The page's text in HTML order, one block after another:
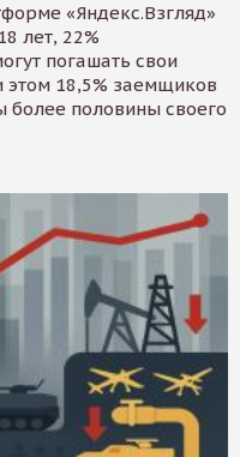
«Яндекс.Взгляд»
лет, 22%
погашать свои
этом 18,5% заемщиков
половины своего